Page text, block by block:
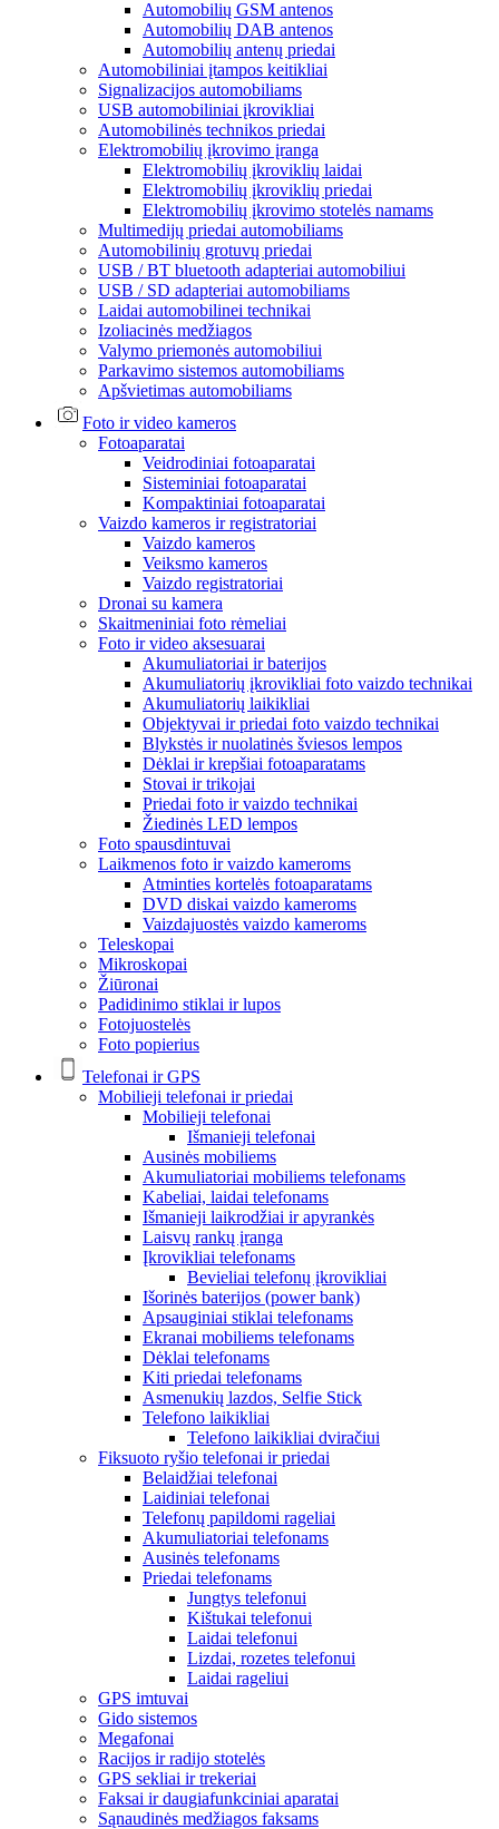
Automobilių GSM antenos
Automobilių DAB antenos
Automobilių antenų priedai
Automobiliniai įtampos keitikliai
Signalizacijos automobiliams
USB automobiliniai įkrovikliai
Automobilinės technikos priedai
Elektromobilių įkrovimo įranga
Elektromobilių įkroviklių laidai
Elektromobilių įkroviklių priedai
Elektromobilių įkrovimo stotelės namams
Multimedijų priedai automobiliams
Automobilinių grotuvų priedai
USB / BT bluetooth adapteriai automobiliui
USB / SD adapteriai automobiliams
Laidai automobilinei technikai
Izoliacinės medžiagos
Valymo priemonės automobiliui
Parkavimo sistemos automobiliams
Apšvietimas automobiliams
Foto ir video kameros
Fotoaparatai
Veidrodiniai fotoaparatai
Sisteminiai fotoaparatai
Kompaktiniai fotoaparatai
Vaizdo kameros ir registratoriai
Vaizdo kameros
Veiksmo kameros
Vaizdo registratoriai
Dronai su kamera
Skaitmeniniai foto rėmeliai
Foto ir video aksesuarai
Akumuliatoriai ir baterijos
Akumuliatorių įkrovikliai foto vaizdo technikai
Akumuliatorių laikikliai
Objektyvai ir priedai foto vaizdo technikai
Blykstės ir nuolatinės šviesos lempos
Dėklai ir krepšiai fotoaparatams
Stovai ir trikojai
Priedai foto ir vaizdo technikai
Žiedinės LED lempos
Foto spausdintuvai
Laikmenos foto ir vaizdo kameroms
Atminties kortelės fotoaparatams
DVD diskai vaizdo kameroms
Vaizdajuostės vaizdo kameroms
Teleskopai
Mikroskopai
Žiūronai
Padidinimo stiklai ir lupos
Fotojuostelės
Foto popierius
Telefonai ir GPS
Mobilieji telefonai ir priedai
Mobilieji telefonai
Išmanieji telefonai
Ausinės mobiliems
Akumuliatoriai mobiliems telefonams
Kabeliai, laidai telefonams
Išmanieji laikrodžiai ir apyrankės
Laisvų rankų įranga
Įkrovikliai telefonams
Bevieliai telefonų įkrovikliai
Išorinės baterijos (power bank)
Apsauginiai stiklai telefonams
Ekranai mobiliems telefonams
Dėklai telefonams
Kiti priedai telefonams
Asmenukių lazdos, Selfie Stick
Telefono laikikliai
Telefono laikikliai dviračiui
Fiksuoto ryšio telefonai ir priedai
Belaidžiai telefonai
Laidiniai telefonai
Telefonų papildomi rageliai
Akumuliatoriai telefonams
Ausinės telefonams
Priedai telefonams
Jungtys telefonui
Kištukai telefonui
Laidai telefonui
Lizdai, rozetes telefonui
Laidai rageliui
GPS imtuvai
Gido sistemos
Megafonai
Racijos ir radijo stotelės
GPS sekliai ir trekeriai
Faksai ir daugiafunkciniai aparatai
Sąnaudinės medžiagos faksams